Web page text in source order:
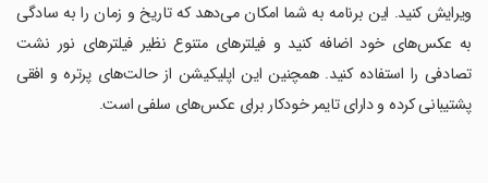
ویرایش کنید. این برنامه به شما امکان می‌دهد که تاریخ و زمان را به سادگی
به عکس‌های خود اضافه کنید و فیلترهای متنوع نظیر فیلترهای نور نشت
تصادفی را استفاده کنید. همچنین این اپلیکیشن از حالت‌های پرتره و افقی
پشتیبانی کرده و دارای تایمر خودکار برای عکس‌های سلفی است.